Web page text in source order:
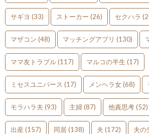
サギヨ (33) ストーカー (26) セクハラ
マザコン (48) マッチングアプリ (130)
ママ友トラブル(117) マルコの半生 (17)
ミセスユニバース (17) メンヘラ女(68)
モラハラ夫 (93) 主婦(87) 他責思考(52)
出産 (157) 同居(138) 夫 (172) 夫の